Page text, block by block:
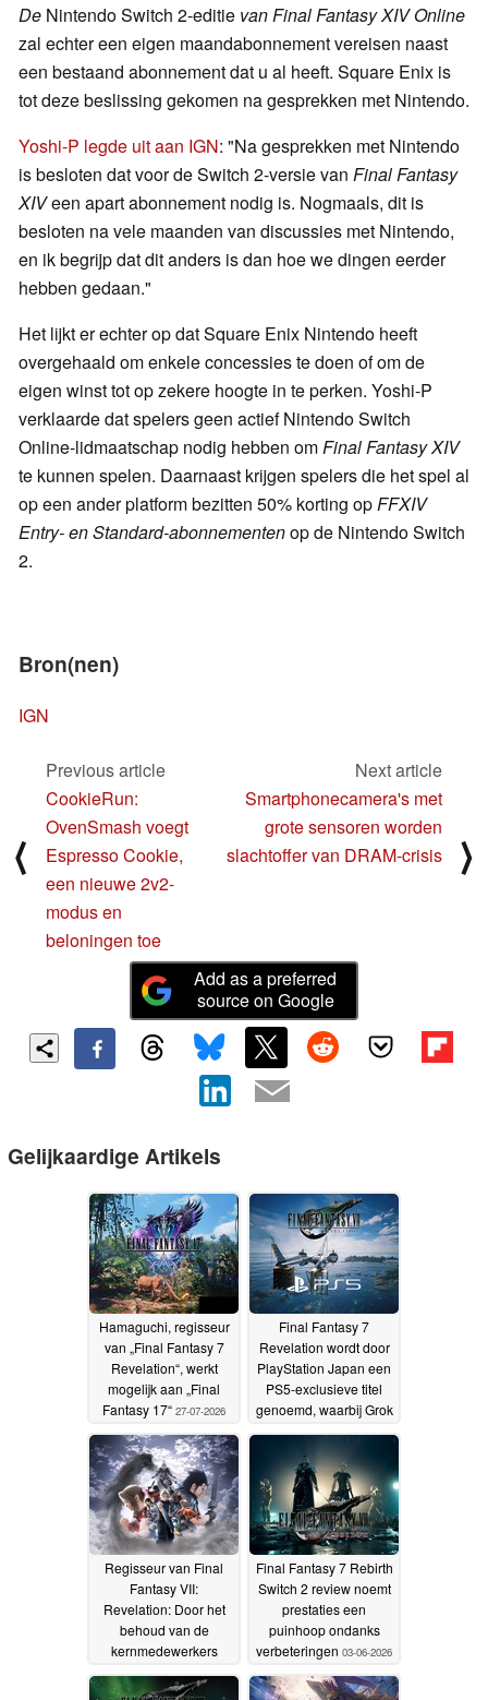
De Nintendo Switch 2-editie van Final Fantasy XIV Online
zal echter een eigen maandabonnement vereisen naast
een bestaand abonnement dat u al heeft. Square Enix is
tot deze beslissing gekomen na gesprekken met Nintendo.
Yoshi-P legde uit aan IGN: "Na gesprekken met Nintendo
is besloten dat voor de Switch 2-versie van Final Fantasy
XIVeen apart abonnement nodig is. Nogmaals, dit is
besloten na vele maanden van discussies met Nintendo,
en ik begrijp dat dit anders is dan hoe we dingen eerder
hebben gedaan."
Het lijkt er echter op dat Square Enix Nintendo heeft
overgehaald om enkele concessies te doen of om de
eigen winst tot op zekere hoogte in te perken. Yoshi-P
verklaarde dat spelers geen actief Nintendo Switch
Online-lidmaatschap nodig hebben omFinal Fantasy XIV
te kunnen spelen. Daarnaast krijgen spelers die het spel al
op een ander platform bezitten 50% korting opFFXIV
Entry- en Standard-abonnementenop de Nintendo Switch
2.
Bron(nen)
IGN
⟨
Previous article
CookieRun:
OvenSmash voegt
Espresso Cookie,
een nieuwe 2v2-
modus en
beloningen toe
Next article
Smartphonecamera's met
grote sensoren worden
slachtoffer van DRAM-crisis
⟩
Add as a preferred
source on Google
Gelijkaardige Artikels
Hamaguchi, regisseur
van „Final Fantasy 7
Revelation“, werkt
mogelijk aan „Final
Fantasy 17“ 27-07-2026
Final Fantasy 7
Revelation wordt door
PlayStation Japan een
PS5-exclusieve titel
genoemd, waarbij Grok
13-06-
2026
Regisseur van Final
Fantasy VII:
Revelation: Door het
behoud van de
kernmedewerkers
als gevolg van de
Final Fantasy 7 Rebirth
Switch 2 review noemt
prestaties een
puinhoop ondanks
verbeteringen 03-06-2026